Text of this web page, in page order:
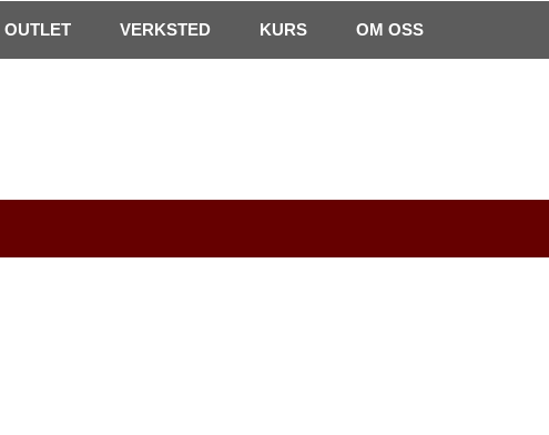
Min side Infosenter Favoritter
OUTLET VERKSTED KURS OM OSS